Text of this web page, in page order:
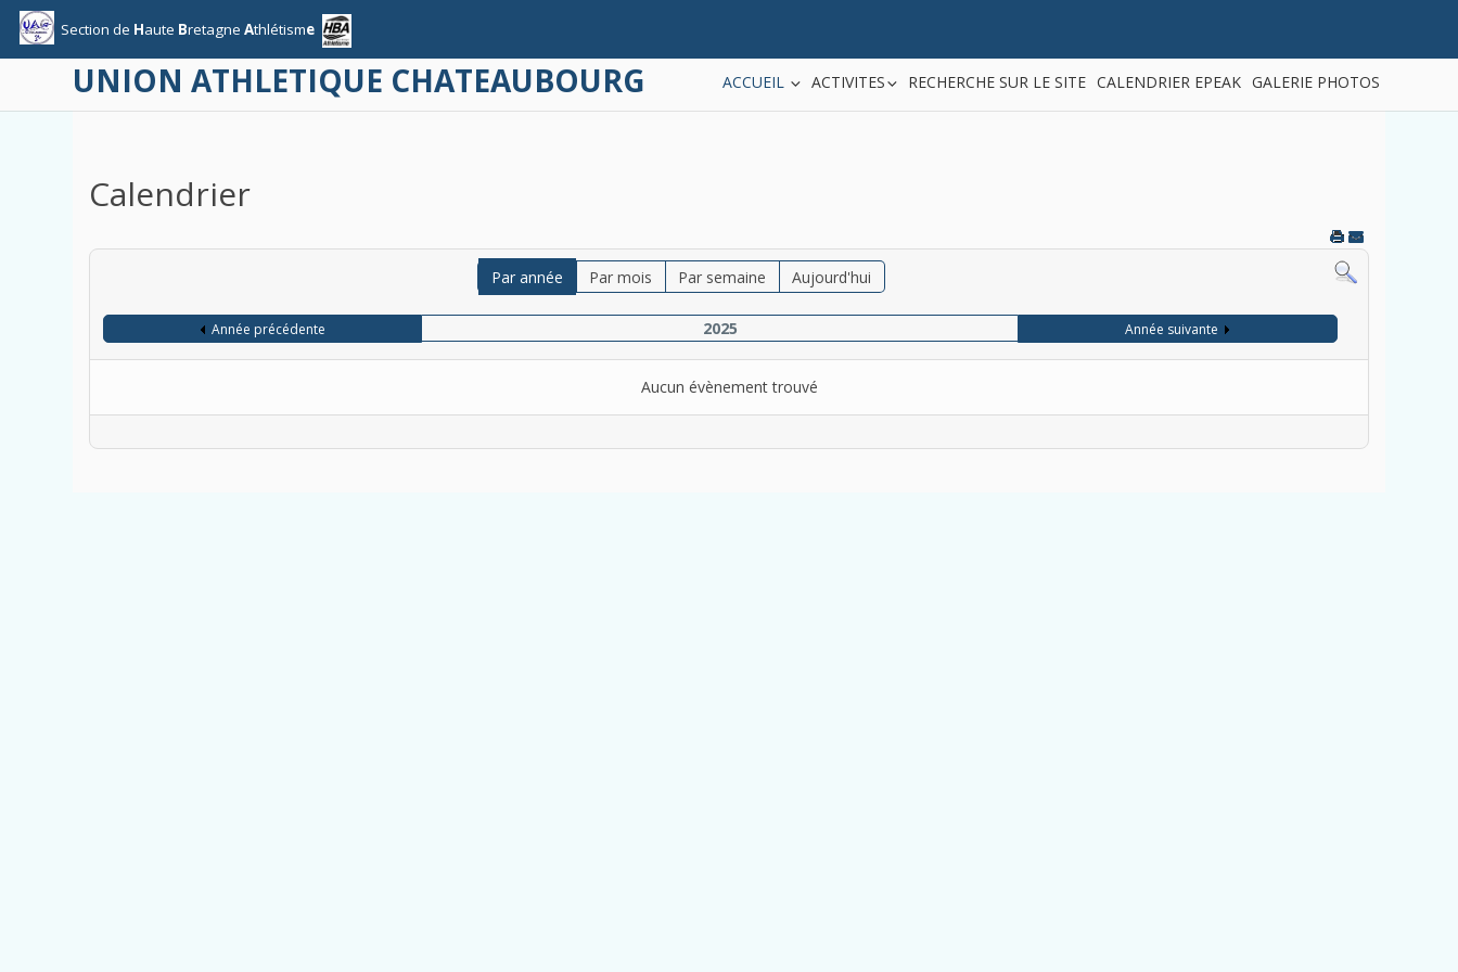
Section de Haute Bretagne Athlétisme
UNION ATHLETIQUE CHATEAUBOURG ACCUEIL ACTIVITES RECHERCHE SUR LE SITE CALENDRIER EPEAK GALERIE PHOTOS
Calendrier
Par année Par mois Par semaine Aujourd'hui
Année précédente 2025 Année suivante
Aucun évènement trouvé
Limite de la pagination